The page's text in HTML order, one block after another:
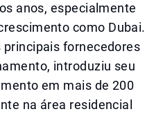
anos, especialmente
como Dubai.
principais fornecedores
introduziu seu
em mais de 200
na área residencial